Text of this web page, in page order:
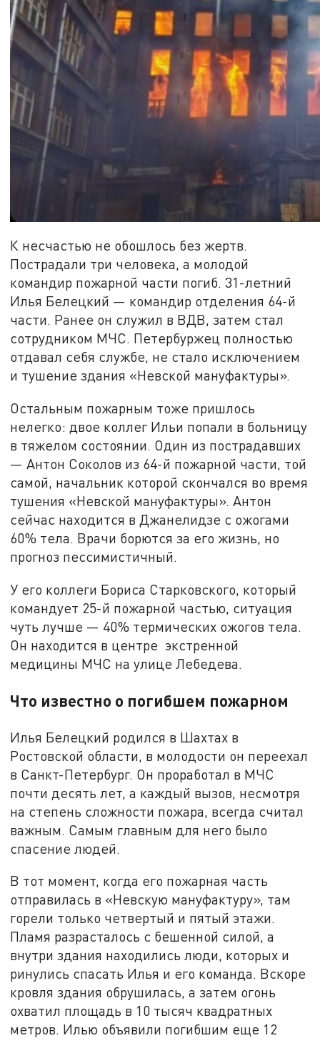
К несчастью не обошлось без жертв.
Пострадали три человека, а молодой
командир пожарной части погиб. 31-летний
Илья Белецкий — командир отделения 64-й
части. Ранее он служил в ВДВ, затем стал
сотрудником МЧС. Петербуржец полностью
отдавал себя службе, не стало исключением
и тушение здания «Невской мануфактуры».
Остальным пожарным тоже пришлось
нелегко: двое коллег Ильи попали в больницу
в тяжелом состоянии. Один из пострадавших
— Антон Соколов из 64-й пожарной части, той
самой, начальник которой скончался во время
тушения «Невской мануфактуры». Антон
сейчас находится в Джанелидзе с ожогами
60% тела. Врачи борются за его жизнь, но
прогноз пессимистичный.
У его коллеги Бориса Старковского, который
командует 25-й пожарной частью, ситуация
чуть лучше — 40% термических ожогов тела.
Он находится в центре экстренной
медицины МЧС на улице Лебедева.
Что известно о погибшем пожарном
Илья Белецкий родился в Шахтах в
Ростовской области, в молодости он переехал
в Санкт-Петербург. Он проработал в МЧС
почти десять лет, а каждый вызов, несмотря
на степень сложности пожара, всегда считал
важным. Самым главным для него было
спасение людей.
В тот момент, когда его пожарная часть
отправилась в «Невскую мануфактуру», там
горели только четвертый и пятый этажи.
Пламя разрасталось с бешенной силой, а
внутри здания находились люди, которых и
ринулись спасать Илья и его команда. Вскоре
кровля здания обрушилась, а затем огонь
охватил площадь в 10 тысяч квадратных
метров. Илью объявили погибшим еще 12